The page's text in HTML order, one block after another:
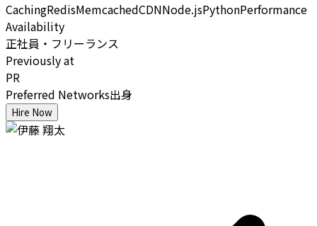
CachingRedisMemcachedCDNNode.jsPythonPerformance
Availability
正社員・フリーランス
Previously at
PR
Preferred Networks出身
Hire Now